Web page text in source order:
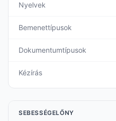
Nyelvek
Bemenettípusok
Dokumentumtípusok
Kézírás
SEBESSÉGELŐNY